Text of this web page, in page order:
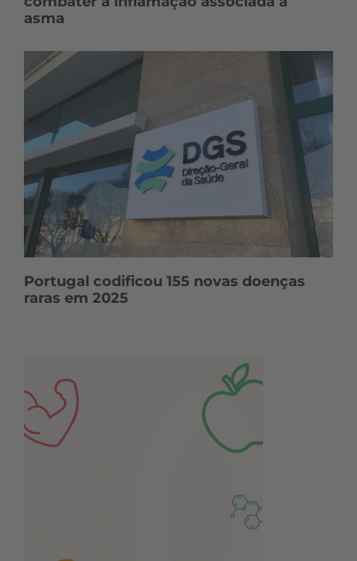
asma
Portugal codificou 155 novas doenças
raras em 2025